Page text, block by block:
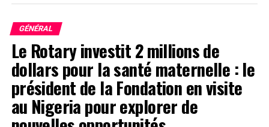
interactions sociales et moments importants de la vie
de leurs proches. Ils reçoivent une compensation
minimale avec la promesse d’une gratification différée.
Il n’est donc pas surprenant qu’une méta-analyse de
2015 ait révélé que près de 29 % des résidents
présentaient des signes de dépression. En tant
qu’étudiante en médecine, cela ajoute une pression
supplémentaire à mon esprit déjà surchargé.
GÉNÉRAL
Le Rotary investit 2 millions de
dollars pour la santé maternelle : le
président de la Fondation en visite
au Nigeria pour explorer de